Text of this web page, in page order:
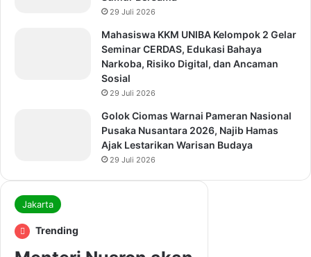
29 Juli 2026
Mahasiswa KKM UNIBA Kelompok 2 Gelar
Seminar CERDAS, Edukasi Bahaya
Narkoba, Risiko Digital, dan Ancaman
Sosial
29 Juli 2026
Golok Ciomas Warnai Pameran Nasional
Pusaka Nusantara 2026, Najib Hamas
Ajak Lestarikan Warisan Budaya
29 Juli 2026